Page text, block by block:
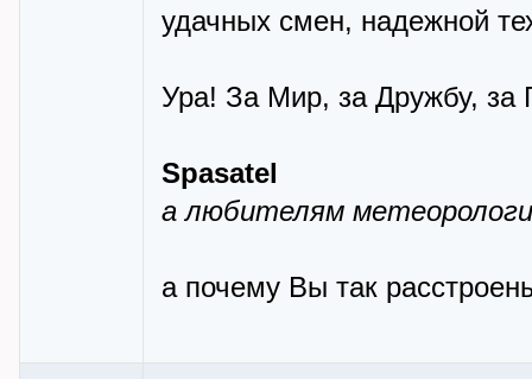
удачных смен, надежной
Ура! За Мир, за Дружбу, за
Spasatel
а любителям
а почему Вы так